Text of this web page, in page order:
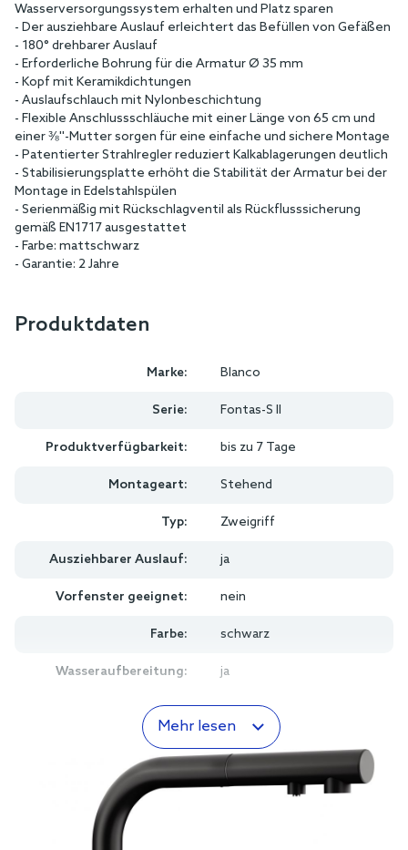
Wasserversorgungssystem erhalten und Platz sparen
- Der ausziehbare Auslauf erleichtert das Befüllen von Gefäßen
- 180° drehbarer Auslauf
- Erforderliche Bohrung für die Armatur Ø 35 mm
- Kopf mit Keramikdichtungen
- Auslaufschlauch mit Nylonbeschichtung
- Flexible Anschlussschläuche mit einer Länge von 65 cm und
einer ⅜''-Mutter sorgen für eine einfache und sichere Montage
- Patentierter Strahlregler reduziert Kalkablagerungen deutlich
- Stabilisierungsplatte erhöht die Stabilität der Armatur bei der
Montage in Edelstahlspülen
- Serienmäßig mit Rückschlagventil als Rückflusssicherung
gemäß EN1717 ausgestattet
- Farbe: mattschwarz
- Garantie: 2 Jahre
Produktdaten
Marke: Blanco
Serie: Fontas-S II
Produktverfügbarkeit: bis zu 7 Tage
Montageart: Stehend
Typ: Zweigriff
Ausziehbarer Auslauf: ja
Vorfenster geeignet: nein
Farbe: schwarz
Wasseraufbereitung: ja
Mehr lesen